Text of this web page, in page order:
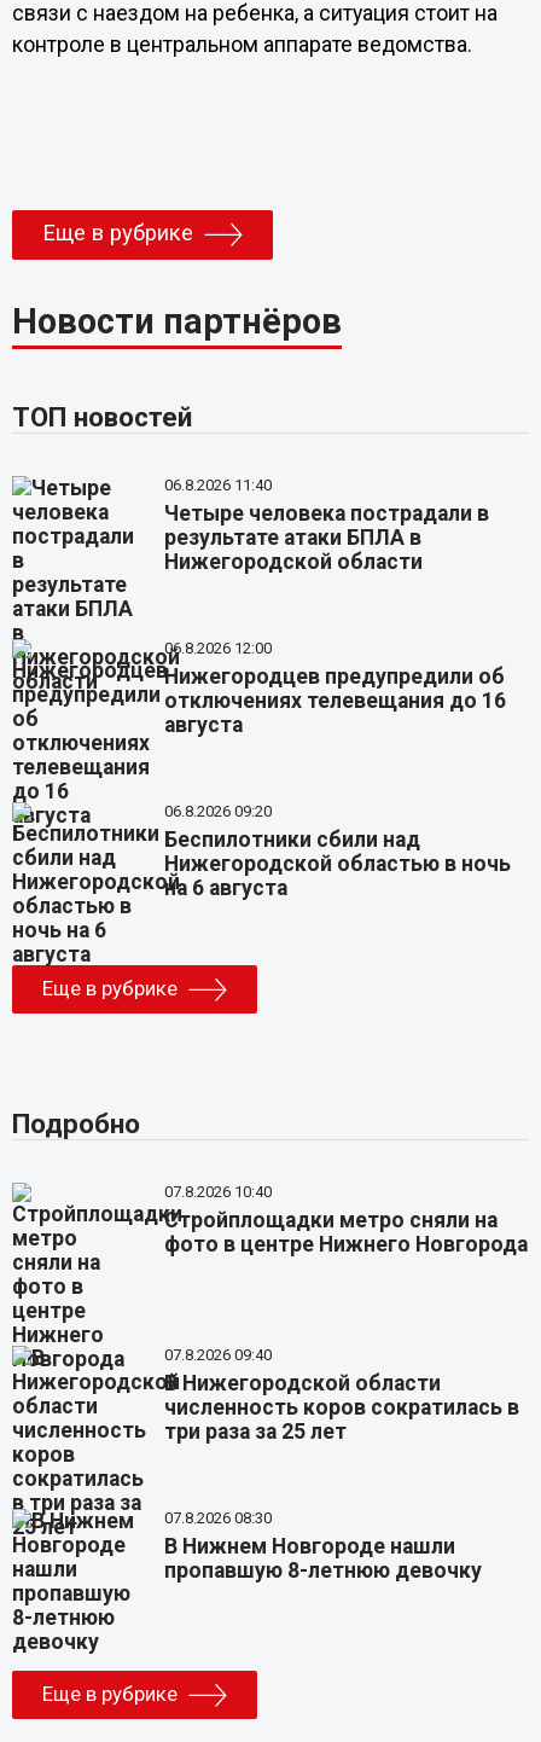
связи с наездом на ребенка, а ситуация стоит на
контроле в центральном аппарате ведомства.
Еще в рубрике
Новости партнёров
ТОП новостей
06.8.2026 11:40
Четыре человека пострадали в
результате атаки БПЛА в
Нижегородской области
06.8.2026 12:00
Нижегородцев предупредили об
отключениях телевещания до 16
августа
06.8.2026 09:20
Беспилотники сбили над
Нижегородской областью в ночь
на 6 августа
Еще в рубрике
Подробно
07.8.2026 10:40
Стройплощадки метро сняли на
фото в центре Нижнего Новгорода
07.8.2026 09:40
В Нижегородской области
численность коров сократилась в
три раза за 25 лет
07.8.2026 08:30
В Нижнем Новгороде нашли
пропавшую 8-летнюю девочку
Еще в рубрике